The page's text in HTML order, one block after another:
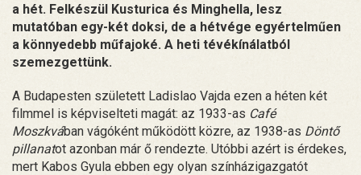
a hét. Felkészül Kusturica és Minghella, lesz
mutatóban egy-két doksi, de a hétvége egyértelműen
a könnyedebb műfajoké. A heti tévékínálatból
szemezgettünk.
A Budapesten született Ladislao Vajda ezen a héten két
filmmel is képviselteti magát: az 1933-as Café
Moszkvában vágóként működött közre, az 1938-as Döntő
pillanatot azonban már ő rendezte. Utóbbi azért is érdekes,
mert Kabos Gyula ebben egy olyan színházigazgatót